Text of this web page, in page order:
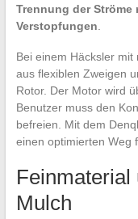
Trennung der
Verstopfungen
Bei einem Häcksler
aus flexiblen Zweigen
Rotor. Der Motor wird
Benutzer muss den
befreien. Mit dem
einen optimierten Weg
Feinmaterial
Mulch